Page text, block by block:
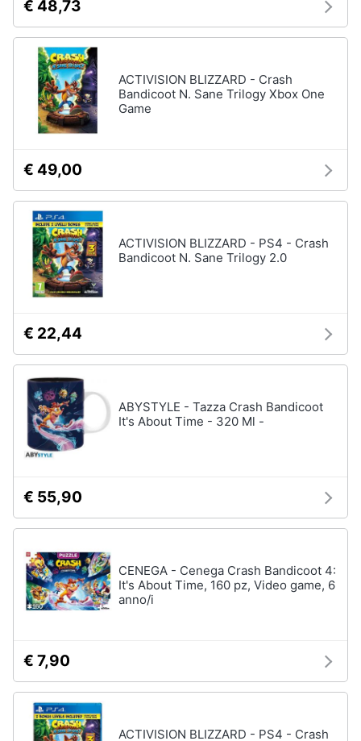
€ 48,73
ACTIVISION BLIZZARD - Crash
Bandicoot N. Sane Trilogy Xbox One
Game
€ 49,00
ACTIVISION BLIZZARD - PS4 - Crash
Bandicoot N. Sane Trilogy 2.0
€ 22,44
ABYSTYLE - Tazza Crash Bandicoot
It's About Time - 320 Ml -
€ 55,90
CENEGA - Cenega Crash Bandicoot 4:
It's About Time, 160 pz, Video game, 6
anno/i
€ 7,90
ACTIVISION BLIZZARD - PS4 - Crash